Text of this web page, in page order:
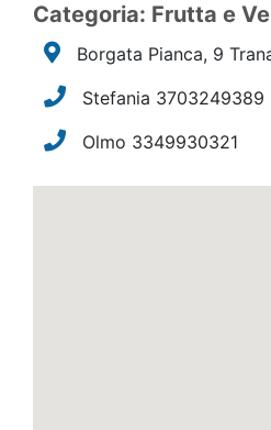
Categoria: Frutta e
Borgata Pianca, 9
Stefania 3703249389
Olmo 3349930321